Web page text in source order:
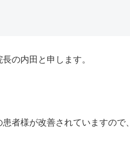
の内田と申します。
者様が改善されていますので、